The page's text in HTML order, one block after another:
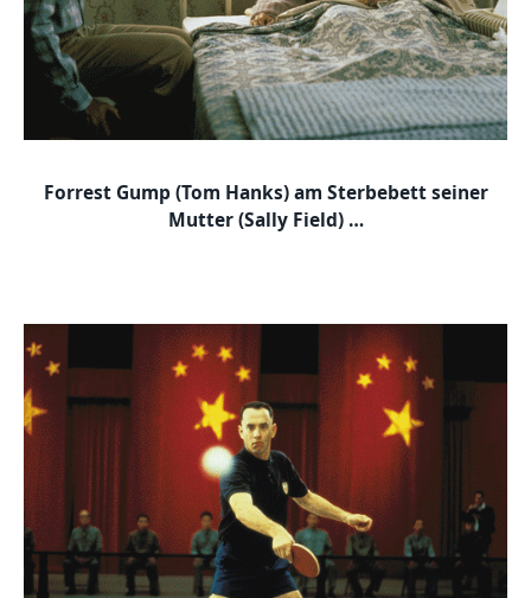
Forrest Gump (Tom Hanks) am Sterbebett seiner
Mutter (Sally Field) …